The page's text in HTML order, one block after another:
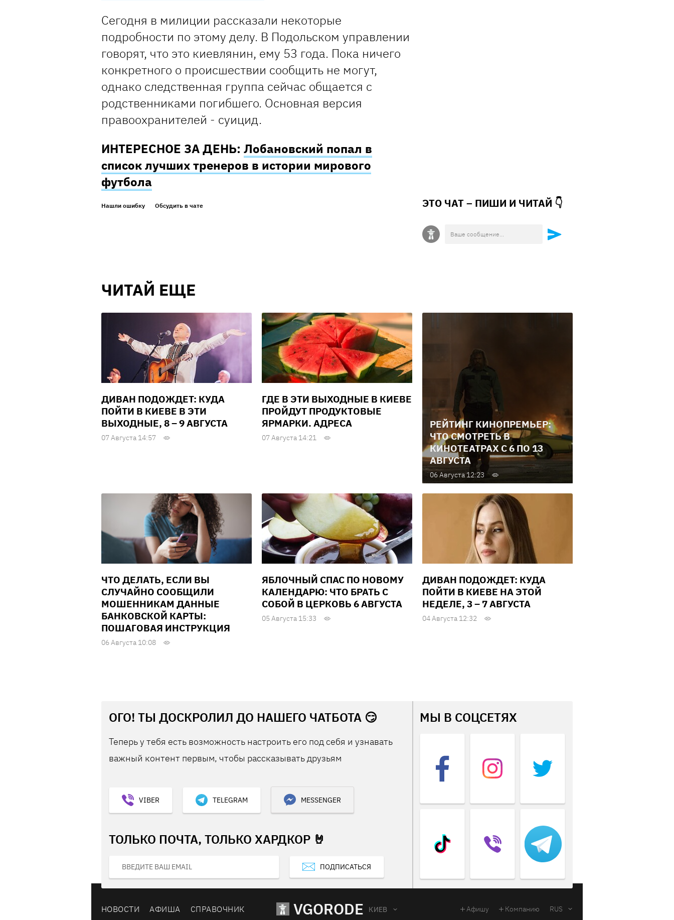
Сегодня в милиции рассказали некоторые
подробности по этому делу. В Подольском управлении
говорят, что это киевлянин, ему 53 года. Пока ничего
конкретного о происшествии сообщить не могут,
однако следственная группа сейчас общается с
родственниками погибшего. Основная версия
правоохранителей - суицид.
ИНТЕРЕСНОЕ ЗА ДЕНЬ: Лобановский попал в
список лучших тренеров в истории мирового
футбола
Нашли ошибку Обсудить в чате ЭТО ЧАТ – ПИШИ И ЧИТАЙ 👇
ЧИТАЙ ЕЩЕ
ДИВАН ПОДОЖДЕТ: КУДА
ПОЙТИ В КИЕВЕ В ЭТИ
ВЫХОДНЫЕ, 8 – 9 АВГУСТА
07 Августа 14:57
ГДЕ В ЭТИ ВЫХОДНЫЕ В КИЕВЕ
ПРОЙДУТ ПРОДУКТОВЫЕ
ЯРМАРКИ. АДРЕСА
07 Августа 14:21
РЕЙТИНГ КИНОПРЕМЬЕР:
ЧТО СМОТРЕТЬ В
КИНОТЕАТРАХ С 6 ПО 13
АВГУСТА
06 Августа 12:23
ЧТО ДЕЛАТЬ, ЕСЛИ ВЫ
СЛУЧАЙНО СООБЩИЛИ
МОШЕННИКАМ ДАННЫЕ
БАНКОВСКОЙ КАРТЫ:
ПОШАГОВАЯ ИНСТРУКЦИЯ
06 Августа 10:08
ЯБЛОЧНЫЙ СПАС ПО НОВОМУ
КАЛЕНДАРЮ: ЧТО БРАТЬ С
СОБОЙ В ЦЕРКОВЬ 6 АВГУСТА
05 Августа 15:33
ДИВАН ПОДОЖДЕТ: КУДА
ПОЙТИ В КИЕВЕ НА ЭТОЙ
НЕДЕЛЕ, 3 – 7 АВГУСТА
04 Августа 12:32
ОГО! ТЫ ДОСКРОЛИЛ ДО НАШЕГО ЧАТБОТА 😏
Теперь у тебя есть возможность настроить его под себя и узнавать
важный контент первым, чтобы рассказывать друзьям
VIBER TELEGRAM MESSENGER
ТОЛЬКО ПОЧТА, ТОЛЬКО ХАРДКОР 🤘
ПОДПИСАТЬСЯ
МЫ В СОЦСЕТЯХ
НОВОСТИ АФИША СПРАВОЧНИК VGORODE КИЕВ Афишу Компанию RUS